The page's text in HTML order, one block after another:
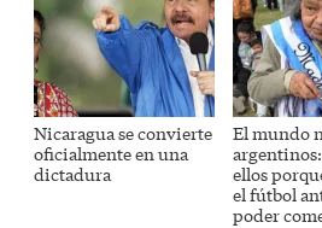
Nicaragua se convierte
oficialmente en una
dictadura
El mundo
ellos
el fútbol
poder